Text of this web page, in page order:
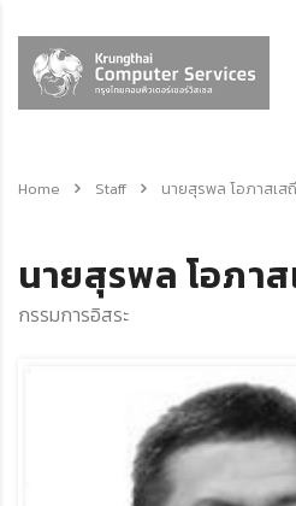
Home Staff นายสุรพล โอภาสเส
นายสุรพล โอภา
กรรมการอิสระ